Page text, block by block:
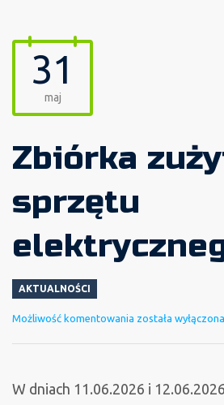
31
maj
Zbiórka
sprzętu
AKTUALNOŚCI
Możliwość komentowania Zbiórka
elektrycznego
została wyłączona
W dniach 11.06.2026 i